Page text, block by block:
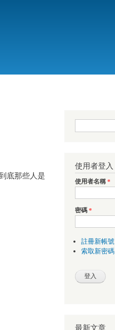
底那些人是
搜尋表單
使用者登入
使用者名稱*
密碼*
註冊新帳號
索取新密碼
最新文章